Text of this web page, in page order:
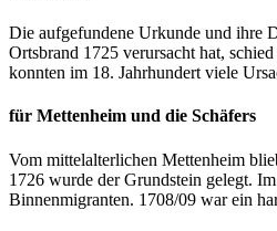
Die aufgefundene Urkunde und ihre
Ortsbrand 1725 verursacht hat,
konnten im 18. Jahrhundert viele
für Mettenheim und die Schäfers
Vom mittelalterlichen Mettenheim
1726 wurde der Grundstein gelegt.
Binnenmigranten. 1708/09 war ein